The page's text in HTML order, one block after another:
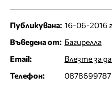
Публикувана: 16-06-2016
Въведена от: Багирелла
Email:
Влезте за
Телефон:
0878699787